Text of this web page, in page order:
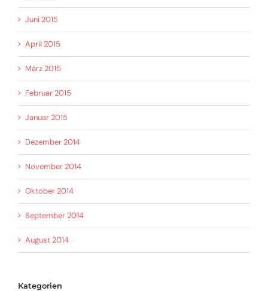
Juni 2015
April 2015
März 2015
Februar 2015
Januar 2015
Dezember 2014
November 2014
Oktober 2014
September 2014
August 2014
Kategorien